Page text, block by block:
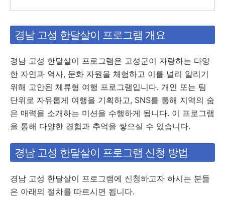
경남 고성 한달살이 프로그램 개요
경남 고성 한달살이 프로그램은 고성군이 자랑하는 다양
한 자연과 역사, 문화 자원을 체험하고 이를 널리 알리기
위해 고안된 체류형 여행 프로그램입니다. 개인 또는 팀
단위로 자유롭게 여행을 기획하고, SNS를 통해 지역의 숨
은 매력을 소개하는 미션을 수행하게 됩니다. 이 프로그램
을 통해 다양한 경험과 추억을 쌓으실 수 있습니다.
경남 고성 한달살이 프로그램 신청 방법
경남 고성 한달살이 프로그램에 신청하고자 하시는 분들
은 아래의 절차를 따르시면 됩니다.